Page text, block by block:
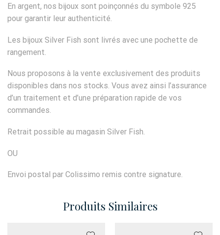
En argent, nos bijoux sont poinçonnés du symbole 925
pour garantir leur authenticité.
Les bijoux Silver Fish sont livrés avec une pochette de
rangement.
Nous proposons à la vente exclusivement des produits
disponibles dans nos stocks. Vous avez ainsi l’assurance
d’un traitement et d’une préparation rapide de vos
commandes.
Retrait possible au magasin Silver Fish.
OU
Envoi postal par Colissimo remis contre signature.
Produits Similaires